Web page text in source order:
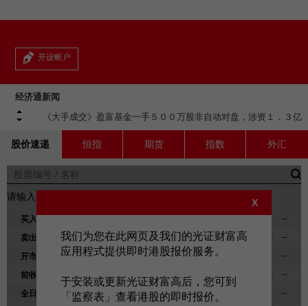
认股证
债券
外汇服务
交易所买卖基金
流动交易 (eMO!)
报价服务
产品
表格
下载
光证财富高
eMO! 免费流动交易程式
「期货宝」免费试用
EN 繁 简
开设帐户
经济通新闻
中电蒋东强：料短期内电费将现上升趋势，现时没有派特息计划
极…
【大国博弈】彭博：中国再订购约８０万吨美国大豆，新季采购
量…
【ＡＩ】小红书加大ＡＩ投入，布局ＡＩ社交等方向，拟自研Ａ
Ｉ…
《异动股》宁德时代除净后先升后倒跌半成，里昂指下半年利润
率…
《外资精点》据报内地开始对境外保单收益征税２０％，瑞银：
香…
《大手成交》新奥能源一手约７１万股交叉盘，涉资３３５８万元
圆
《大手成交》盈富基金一手５００万股非自动对盘，涉资１．３亿
《异动股》中芯、华虹跌约４％，ＡＭＤ财报未见惊喜环球晶片
股…
《Ｂ股行情》上证Ｂ股指数收跌０．２％，深证Ｂ收跌０．５％
【外围经济】标普确认澳洲外币债务评级ＡＡＡ
《神州金融》广东：拟拓数字人币应用场景，推动跨境理财通等
试…
《大手成交》九置一手１３２万股交叉盘，涉资３８９３万元
《Ａ股行情》沪综指收升０．５７％重返３９００，三连涨，煤
【外围经济】韩国ＫＯＳＰＩ指数跌４．６％，ＳＫ海力士跌１
《中国要闻》兰蔻亚太首家旗舰店北京ＡＰＭ店上月底关门，运
营…
《大手成交》友邦一手５３万股交叉盘，涉资３７７２万元
《中国要闻》因美纳新一代基因测序仪中国上市，首批中国制本
土…
股价速递 恒指 期货 指数 外汇
请输入股票编号以查询股价详情。
买入
--
卖出
--
开市价
--
前收市价
--
全日高位
--
X
我们为您在此网页及我们的光证财富高
应用程式提供即时港股报价服务。
于安装或更新光证财富高后，您可到
「监察表」查看港股的即时报价。